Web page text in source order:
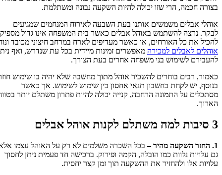
בצורה חכמה, הרי שזו יכולה להיות השקעה נבונה ומשתלמת.
אוהלי אבלים משמשים אותנו בעת השבעה לאירוח המנחמים שמגיעים
לבקר. נרצה להשתמש באוהל אבלים כאשר בית המשפחה אינו גדול מספיק
להכיל את כל האורחים, או כאשר מעדיפים לארח במרחב חיצוני מכובד ונוח.
אוהלים לאבלים למכירהמאפשרים זמינות מיידית בכל עת שנדרש, ואף ניתן
להעבירם לשימוש בני משפחה אחרים בעת הצורך.
כאמור, רבים בוחרים להשכיר אוהל מתוך מחשבה שלא יהיה בו שימוש חוזר.
בנוסף, יש לקחת בחשבון תנאי אחסון בין שימוש לשימוש. אך כאשר
מסתכלים על התמונה הרחבה, קנייה יכולה להיות פתרון משתלם יותר בטווח
הארוך.
3 סיבות למה משתלם לקנות אוהל אבלים
בכל השכרה משלמים לא רק על האוהל עצמו אלא
גם עלויות נלוות כמו הובלה, הקמה ופירוק. ברכישה חד פעמית ניתן לחסוך
עלויות אלו ולהחזיר את ההשקעה תוך זמן קצר יחסית.